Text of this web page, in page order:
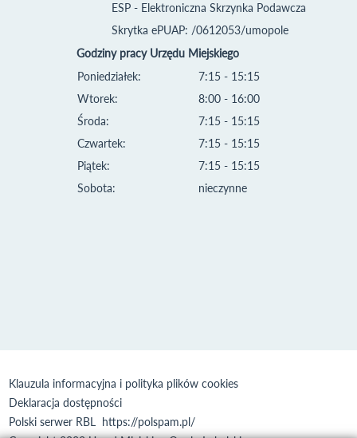
ESP - Elektroniczna Skrzynka Podawcza
Skrytka ePUAP: /0612053/umopole
Godziny pracy Urzędu Miejskiego
Poniedziałek:
Wtorek:
Środa:
Czwartek:
Piątek:
Sobota:
7:15 - 15:15
8:00 - 16:00
7:15 - 15:15
7:15 - 15:15
7:15 - 15:15
nieczynne
Klauzula informacyjna i polityka plików cookies
Deklaracja dostępności
Polski serwer RBL https://polspam.pl/